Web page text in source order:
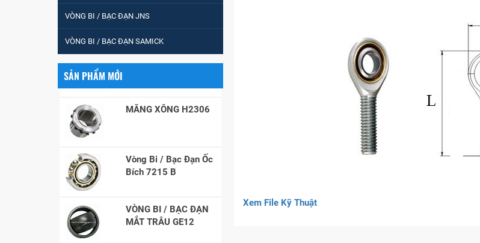
Xem File Kỹ Thuật
VÒNG BI / BẠC ĐẠN JNS
VÒNG BI / BẠC ĐẠN SAMICK
SẢN PHẨM MỚI
CHÀ TRÒN 51105
VÒNG BI / BẠC ĐẠN
CỐT BƠM NƯỚC
Bích 7215 B
MẮT TRÂU GE12